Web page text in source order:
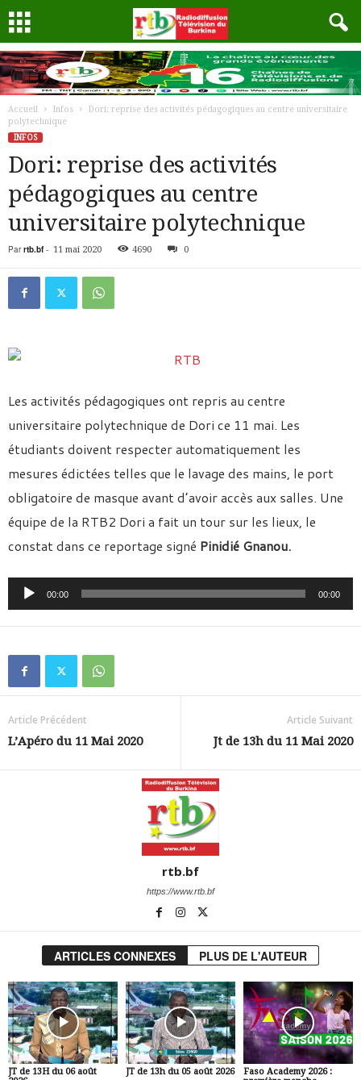
Accueil Infos
Dori: reprise des activités pédagogiques au centre universitaire
polytechnique
INFOS
Dori: reprise des activités
pédagogiques au centre
universitaire polytechnique
Par rtb.bf- 11 mai 2020 4690 0
Les activités pédagogiques ont repris au centre
universitaire polytechnique de Dori ce 11 mai. Les
étudiants doivent respecter automatiquement les
mesures édictées telles que le lavage des mains, le port
obligatoire de masque avant d’avoir accès aux salles. Une
équipe de la RTB2 Dori a fait un tour sur les lieux, le
constat dans ce reportage signé Pinidié Gnanou.
Lecteur
audio
00:00 00:00
Article Précédent
L’Apéro du 11 Mai 2020
Article Suivant
Jt de 13h du 11 Mai 2020
rtb.bf
https://www.rtb.bf
ARTICLES CONNEXES PLUS DE L'AUTEUR
JT de 13H du 06 août
JT de 13h du 05 août 2026
Faso Academy 2026 :